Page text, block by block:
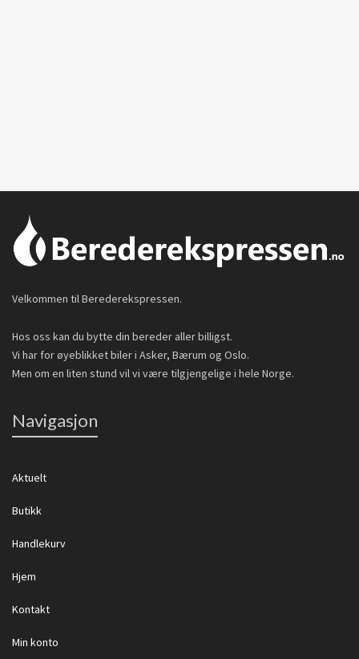
Velkommen til Berederekspressen.
Hos oss kan du bytte din bereder aller billigst.
Vi har for øyeblikket biler i Asker, Bærum og Oslo.
Men om en liten stund vil vi være tilgjengelige i hele Norge.
Navigasjon
Aktuelt
Butikk
Handlekurv
Hjem
Kontakt
Min konto